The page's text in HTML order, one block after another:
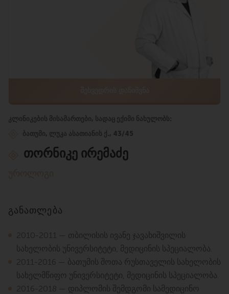
კლინიკების მისამართები, სადაც ექიმი ნახულობს:
ბათუმი, ლუკა ასათიანის ქ., 43/45
თორნიკე ირემაძე
განათლება
2010-2011 — თბილისის ივანე ჯავახიშვილის
სახელობის უნივერსიტეტი, მედიცინის სპეციალობა.
2011-2016 — ბათუმის შოთა რუსთაველის სახელობის
სახელმწიფო უნივერსიტეტი, მედიცინის სპეციალობა.
2016-2018 — დიპლომის შემდგომი სამედიცინო